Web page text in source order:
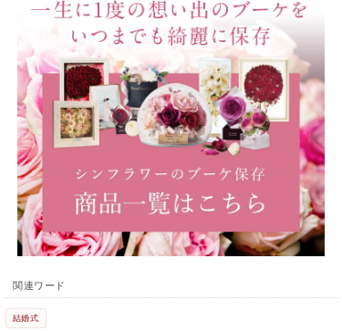
関連ワード
結婚式